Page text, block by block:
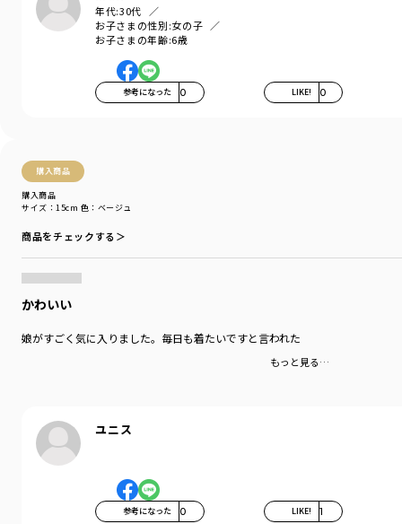
年代:30代
お子さまの性別:女の子
お子さまの年齢:6歳
参考になった 0 LIKE! 0
購入商品
購入商品
サイズ：15cm 色：ベージュ
商品をチェックする＞
かわいい
娘がすごく気に入りました。毎日も着たいですと言われた
もっと見る…
ユニス
参考になった 0 LIKE! 1